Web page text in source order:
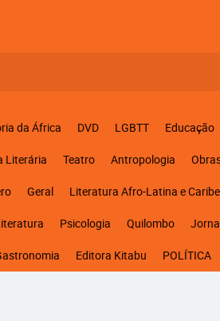
da África DVD LGBTT Educação
Literária Teatro Antropologia
Geral Literatura Afro-Latina e
Psicologia Quilombo
Editora Kitabu POLÍTICA